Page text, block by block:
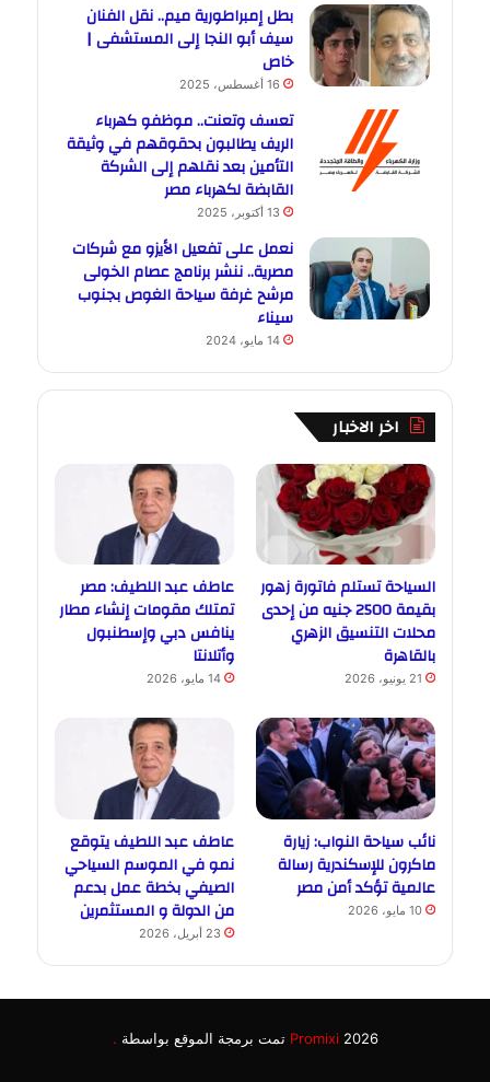
بطل إمبراطورية ميم.. نقل الفنان
سيف أبو النجا إلى المستشفى |
خاص
16 أغسطس، 2025
تعسف وتعنت.. موظفو كهرباء
الريف يطالبون بحقوقهم في وثيقة
التأمين بعد نقلهم إلى الشركة
القابضة لكهرباء مصر
13 أكتوبر، 2025
نعمل على تفعيل الأيزو مع شركات
مصرية.. ننشر برنامج عصام الخولى
مرشح غرفة سياحة الغوص بجنوب
سيناء
14 مايو، 2024
اخر الاخبار
السياحة تستلم فاتورة زهور
بقيمة 2500 جنيه من إحدى
محلات التنسيق الزهري
بالقاهرة
21 يونيو، 2026
عاطف عبد اللطيف: مصر
تمتلك مقومات إنشاء مطار
ينافس دبي وإسطنبول
وأتلانتا
14 مايو، 2026
نائب سياحة النواب: زيارة
ماكرون للإسكندرية رسالة
عالمية تؤكد أمن مصر
10 مايو، 2026
عاطف عبد اللطيف يتوقع
نمو في الموسم السياحي
الصيفي بخطة عمل بدعم
من الدولة و المستثمرين
23 أبريل، 2026
Promixi2026 تمت برمجة الموقع بواسطة .